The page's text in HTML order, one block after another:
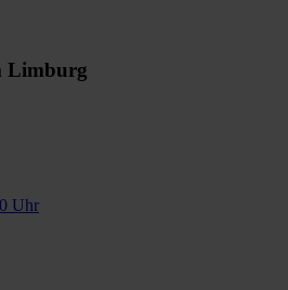
Limburg
Uhr